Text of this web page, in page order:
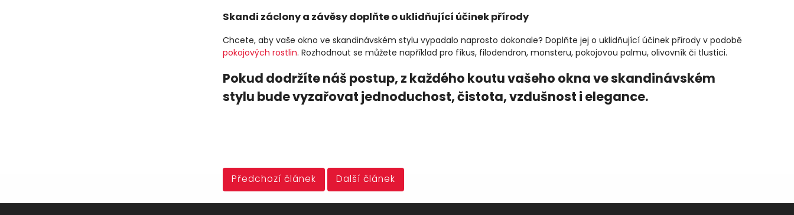
Skandi záclony a závěsy doplňte o uklidňující účinek přírody
Chcete, aby vaše okno ve skandinávském stylu vypadalo naprosto dokonale? Doplňte jej o uklidňující účinek přírody v podobě
pokojových rostlin. Rozhodnout se můžete například pro fíkus, filodendron, monsteru, pokojovou palmu, olivovník či tlustici.
Pokud dodržíte náš postup, z každého koutu vašeho okna ve skandinávském
stylu bude vyzařovat jednoduchost, čistota, vzdušnost i elegance.
Předchozí článek Další článek